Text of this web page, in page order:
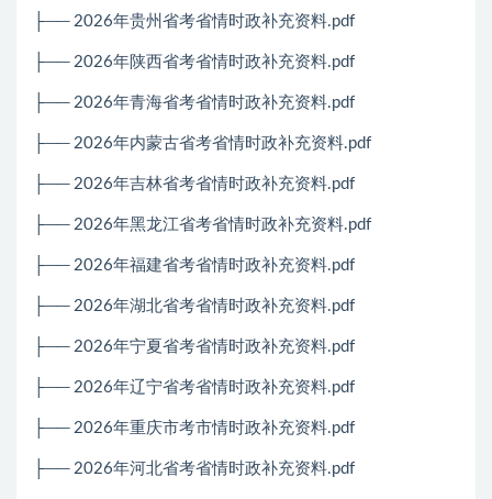
├── 2026年贵州省考省情时政补充资料.pdf
├── 2026年陕西省考省情时政补充资料.pdf
├── 2026年青海省考省情时政补充资料.pdf
├── 2026年内蒙古省考省情时政补充资料.pdf
├── 2026年吉林省考省情时政补充资料.pdf
├── 2026年黑龙江省考省情时政补充资料.pdf
├── 2026年福建省考省情时政补充资料.pdf
├── 2026年湖北省考省情时政补充资料.pdf
├── 2026年宁夏省考省情时政补充资料.pdf
├── 2026年辽宁省考省情时政补充资料.pdf
├── 2026年重庆市考市情时政补充资料.pdf
├── 2026年河北省考省情时政补充资料.pdf